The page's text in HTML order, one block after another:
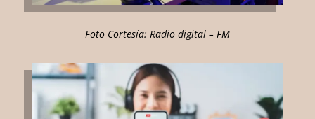
Foto Cortesía: Radio digital – FM